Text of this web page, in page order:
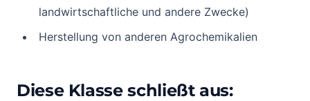
landwirtschaftliche und andere Zwecke)
Herstellung von anderen Agrochemikalien
Diese Klasse schließt aus: